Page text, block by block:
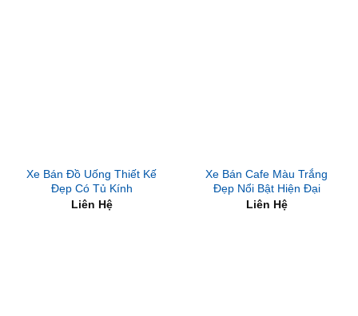
Xe Bán Đồ Uống Thiết Kế
Đẹp Có Tủ Kính
Liên Hệ
Xe Bán Cafe Màu Trắng
Đẹp Nổi Bật Hiện Đại
Liên Hệ